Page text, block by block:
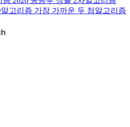
알고리즘 가장 가까운 두 점알고리즘